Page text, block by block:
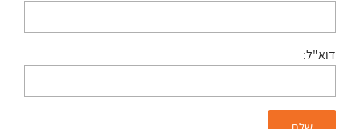
דוא"ל: